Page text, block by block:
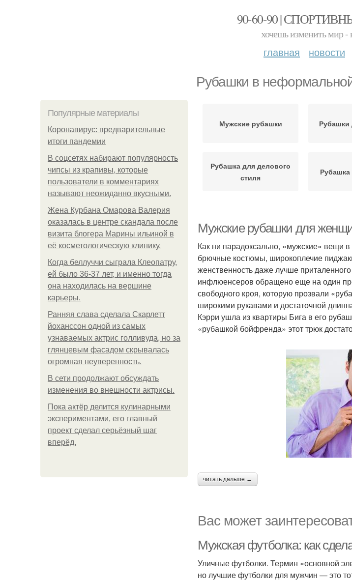
90-60-90 |
хочешь изменить мир -
главная новости
Рубашки в
Популярные материалы
Коронавирус: предварительные
итоги пандемии
В соцсетях набирают популярность
чипсы из крапивы, которые
пользователи в комментариях
называют неожиданно вкусными.
Жена Курбана Омарова Валерия
оказалась в центре скандала после
визита блогера Марины ильиной в
её косметологическую клинику.
Когда беллуччи сыграла Клеопатру,
ей было 36-37 лет, и именно тогда
она находилась на вершине
карьеры.
Ранняя слава сделала Скарлетт
йоханссон одной из самых
узнаваемых актрис голливуда, но за
глянцевым фасадом скрывалась
огромная неуверенность.
В сети продолжают обсуждать
изменения во внешности актрисы.
Пока актёр делится кулинарными
экспериментами, его главный
проект сделал серьёзный шаг
вперёд.
Мужские рубашки
Рубашка для делового
стиля
Мужские рубашки для
Как ни парадоксально, «мужские» вещи
брючные костюмы, широкоплечие
женственность даже лучше
инфлюенсеров обращено еще на один
свободного кроя, которую прозвали
широкими рукавами и достаточной
Кэрри ушла из квартиры Бига в его
«рубашкой бойфренда» этот трюк
читать дальше →
Вас может
Мужская футболка: как
Уличные футболки. Термин «основной
но лучшие футболки для мужчин — это